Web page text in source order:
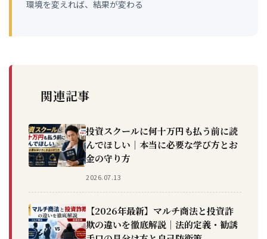
環境を変えれば、結果が変わる
関連記事
投資スクールに何十万円も払う前に読
んでほしい｜本当に必要な学び方とお
金の守り方
2026.07.13
【2026年最新】マルチ商法と投資詐
欺の違いを徹底解説｜法的定義・勧誘